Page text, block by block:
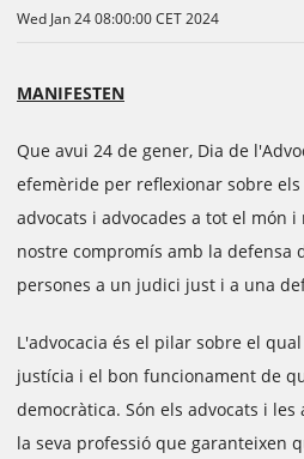
Wed Jan 24 08:00:00 CET 2024
MANIFESTEN
Que avui 24 de gener, Dia de
efemèride per reflexionar sobre
advocats i advocades a tot el món
nostre compromís amb la defensa
persones a un judici just i a una
L'advocacia és el pilar sobre el
justícia i el bon funcionament de
democràtica. Són els advocats i
la seva professió que garanteixen